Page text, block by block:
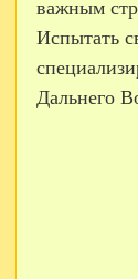
важным
Испытать
Дальнего